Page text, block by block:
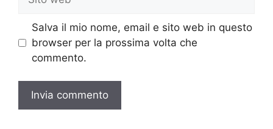
web
Salva il mio nome, email e sito web in questo
browser per la prossima volta che
commento.